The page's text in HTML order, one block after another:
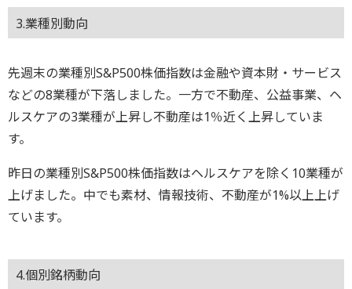
3.業種別動向
先週末の業種別S&P500株価指数は金融や資本財・サービス
などの8業種が下落しました。一方で不動産、公益事業、ヘ
ルスケアの3業種が上昇し不動産は1％近く上昇していま
す。
昨日の業種別S&P500株価指数はヘルスケアを除く10業種が
上げました。中でも素材、情報技術、不動産が1%以上上げ
ています。
4.個別銘柄動向